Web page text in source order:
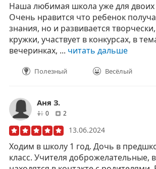
Наша любимая школа уже для двоих
Очень нравится что ребенок
знания, но и развивается
кружки, участвует в конкурсах, в
вечеринках, ... читать дальше
Полезный Весёлый
Аня З.
0друзей
2
13.06.2024
Ходим в школу 1 год. Дочь в
класс. Учителя доброжелательные,